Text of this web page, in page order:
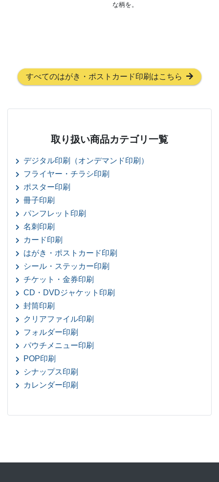
な柄を。
すべてのはがき・ポストカード印刷はこちら
取り扱い商品カテゴリ一覧
デジタル印刷（オンデマンド印刷）
フライヤー・チラシ印刷
ポスター印刷
冊子印刷
パンフレット印刷
名刺印刷
カード印刷
はがき・ポストカード印刷
シール・ステッカー印刷
チケット・金券印刷
CD・DVDジャケット印刷
封筒印刷
クリアファイル印刷
フォルダー印刷
パウチメニュー印刷
POP印刷
シナップス印刷
カレンダー印刷